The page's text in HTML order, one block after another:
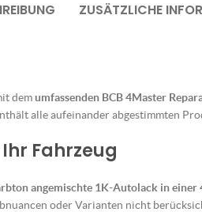
ZUSÄTZLICHE
demumfassenden BCB 4Master
alle aufeinander abgestimmten
Fahrzeug
angemischte 1K-Autolack in einer
oder Varianten nicht